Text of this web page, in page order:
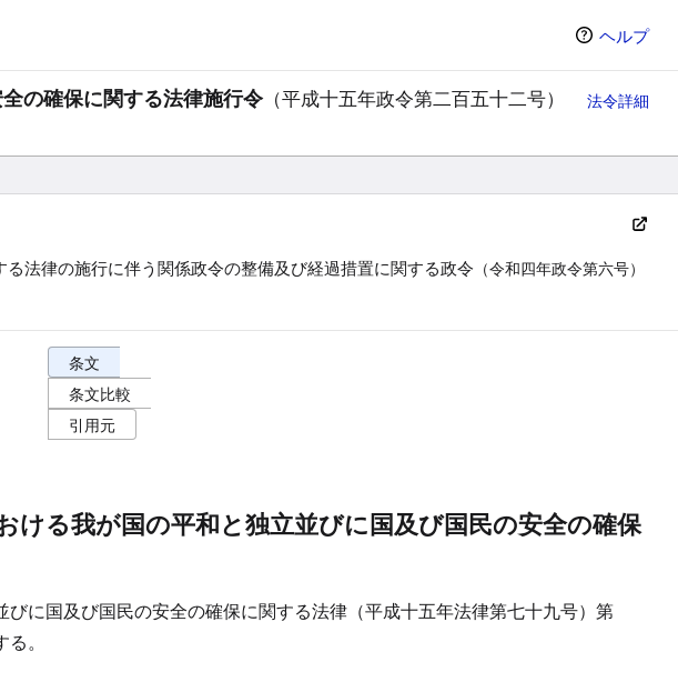
ヘルプ
の確保に関する法律施行令（平成十五年政令第二百五十二号） 法令詳細
法律の施行に伴う関係政令の整備及び経過措置に関する政令 （令和四年政令第六号）
条文表示オプション（選択すると条文の表示方法が変わります）
条文
条文比較
引用元
ける我が国の平和と独立並びに国及び国民の安全の確保
に国及び国民の安全の確保に関する法律（平成十五年法律第七十九号）第
。